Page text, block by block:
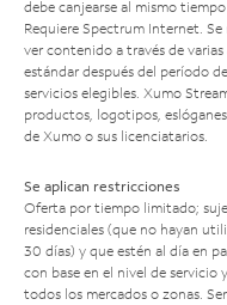
debe canjearse al mismo
Requiere Spectrum Internet.
ver contenido a través de
estándar después del período
servicios elegibles. Xumo
productos, logotipos,
de Xumo o sus licenciatarios.
Se aplican restricciones
Oferta por tiempo limitado;
residenciales (que no hayan
30 días) y que estén al día en
con base en el nivel de servicio
todos los mercados o zonas.